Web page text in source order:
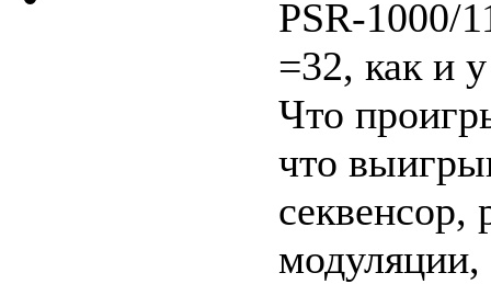
PSR-1000/
=32, как и
Что
что
секвенсор,